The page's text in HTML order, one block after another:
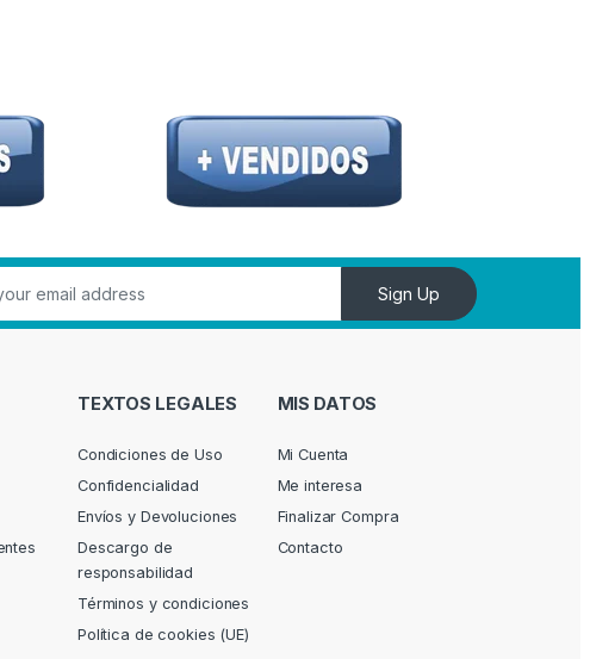
Sign Up
TEXTOS LEGALES
Condiciones de Uso
Confidencialidad
Envíos y Devoluciones
Descargo de
responsabilidad
Términos y condiciones
Política de cookies (UE)
MIS DATOS
Mi Cuenta
Me interesa
Finalizar Compra
Contacto